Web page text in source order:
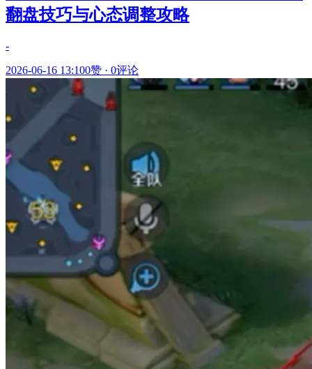
翻盘技巧与心态调整攻略
-
2026-06-16 13:100赞 · 0评论